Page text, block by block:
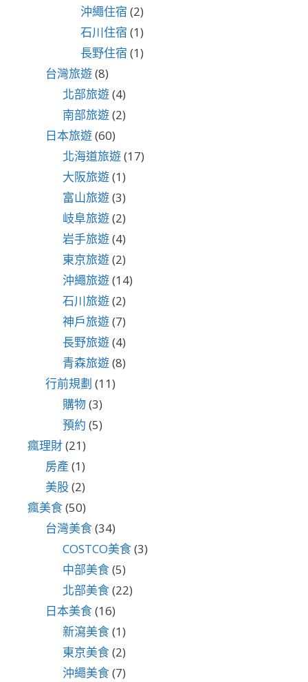
沖繩住宿 (2)
石川住宿 (1)
長野住宿 (1)
台灣旅遊(8)
北部旅遊(4)
南部旅遊(2)
日本旅遊(60)
北海道旅遊(17)
大阪旅遊(1)
富山旅遊(3)
岐阜旅遊(2)
岩手旅遊(4)
東京旅遊(2)
沖繩旅遊(14)
石川旅遊(2)
神戶旅遊(7)
長野旅遊(4)
青森旅遊(8)
行前規劃 (11)
購物(3)
預約 (5)
瘋理財(21)
房產 (1)
美股(2)
瘋美食(50)
台灣美食(34)
COSTCO美食(3)
中部美食(5)
北部美食(22)
日本美食(16)
新瀉美食(1)
東京美食(2)
沖繩美食(7)